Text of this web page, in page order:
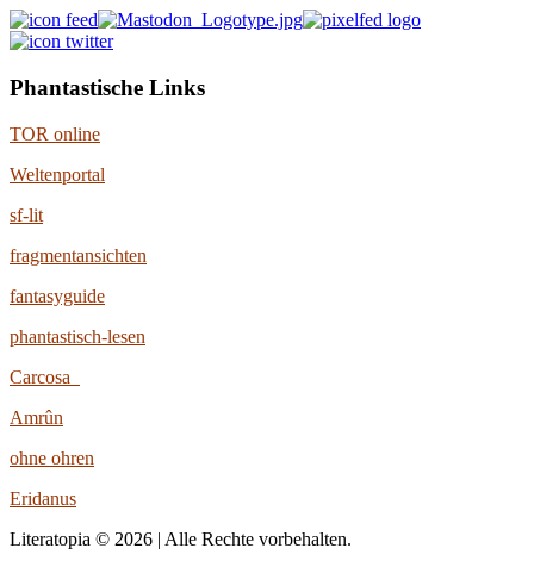
Phantastische Links
TOR online
Weltenportal
sf-lit
fragmentansichten
fantasyguide
phantastisch-lesen
Carcosa
Amrûn
ohne ohren
Eridanus
Literatopia © 2026 | Alle Rechte vorbehalten.